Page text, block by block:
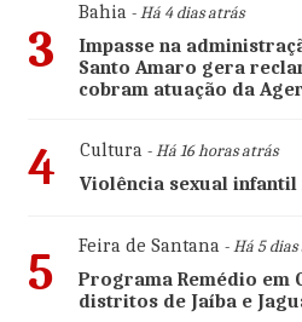
3
Bahia- Há 4 dias atrás
Impasse na
Santo Amaro gera
cobram atuação da
4 Cultura- Há 16 horas atrás
Violência sexual infantil
5 Feira de Santana- Há 5 dias
Programa Remédio em
distritos de Jaíba e